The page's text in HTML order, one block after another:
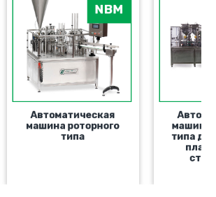
Автоматическая
машина роторного